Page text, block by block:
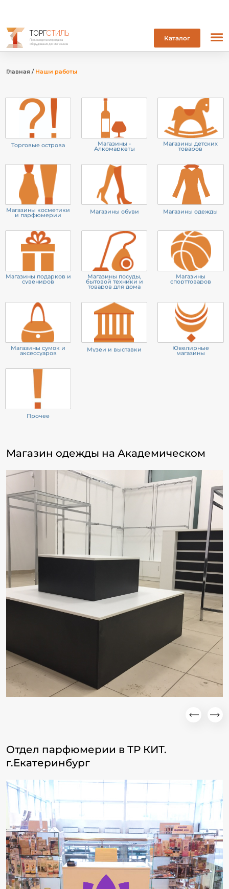
ТОРГСТИЛЬ
Производство и продажа
оборудования для магазинов
Каталог
Главная / Наши работы
Торговые острова Магазины -
Алкомаркеты
Магазины детских
товаров
Магазины косметики
и парфюмерии Магазины обуви Магазины одежды
Магазины подарков и
сувениров
Магазины посуды,
бытовой техники и
товаров для дома
Магазины
спорттоваров
Магазины сумок и
аксессуаров Музеи и выставки Ювелирные
магазины
Прочее
Магазин одежды на Академическом
Отдел парфюмерии в ТР КИТ.
г.Екатеринбург